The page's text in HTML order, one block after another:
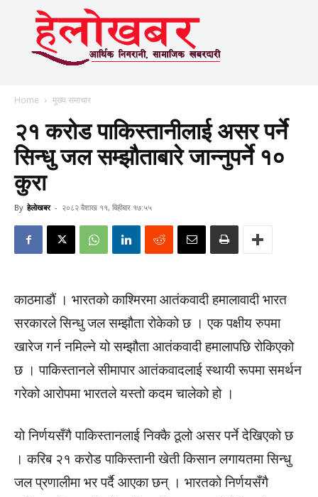
Home मुख्य समाचार
२१ करोड पाकिस्तानीलाई असर पर्ने
सिन्धु जल सम्झौताबारे जान्नुपर्ने १०
कुरा
By हेलाेखबर - २०८२ बैशाख ११, बिहीबार १७:५५
काठमाडौं । भारतको काश्मिरमा आतंकवादी हमालावादी भारत
सरकारले सिन्धु जल सम्झौता रोकेको छ । एक पक्षीय रुपमा
खारेज गर्न नमिल्ने यो सम्झौता आतंकवादी हमालापछि रोकिएको
छ । पाकिस्तानले सीमापार आतंकवादलाई स्थायी रूपमा समर्थन
गरेको आरोपमा भारतले यस्तो कदम चालेको हो ।
यो निर्णयसँगै पाकिस्तानलाई निक्कै ठूलो असर पर्ने देखिएको छ
। करिब २१ करोड पाकिस्तानी खेती किसान लगायतमा सिन्धु
जल प्रणालीमा भर पर्दै आएका छन् । भारतको निर्णयसँगै